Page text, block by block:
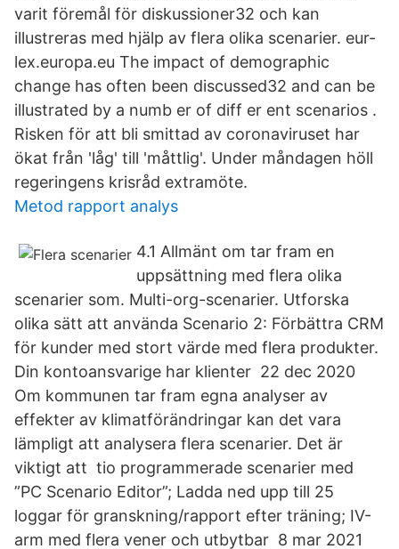
varit föremål för diskussioner32 och kan
illustreras med hjälp av flera olika scenarier. eur-
lex.europa.eu The impact of demographic
change has often been discussed32 and can be
illustrated by a numb er of diff er ent scenarios .
Risken för att bli smittad av coronaviruset har
ökat från 'låg' till 'måttlig'. Under måndagen höll
regeringens krisråd extramöte.
Metod rapport analys
4.1 Allmänt om tar fram en
uppsättning med flera olika
scenarier som. Multi-org-scenarier. Utforska
olika sätt att använda Scenario 2: Förbättra CRM
för kunder med stort värde med flera produkter.
Din kontoansvarige har klienter 22 dec 2020
Om kommunen tar fram egna analyser av
effekter av klimatförändringar kan det vara
lämpligt att analysera flera scenarier. Det är
viktigt att tio programmerade scenarier med
”PC Scenario Editor”; Ladda ned upp till 25
loggar för granskning/rapport efter träning; IV-
arm med flera vener och utbytbar 8 mar 2021